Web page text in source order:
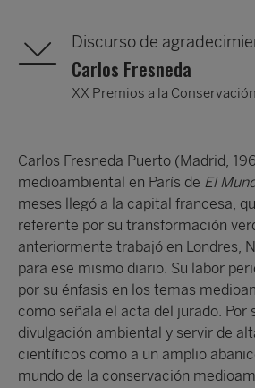
Discurso de
Carlos Fresneda
XX Premios a la
Carlos Fresneda Puerto (Madrid,
medioambiental en París de El
meses llegó a la capital francesa,
referente por su transformación
anteriormente trabajó en Londres,
para ese mismo diario. Su labor
por su énfasis en los temas
como señala el acta del jurado. Por
divulgación ambiental y servir de
científicos como a un amplio
mundo de la conservación